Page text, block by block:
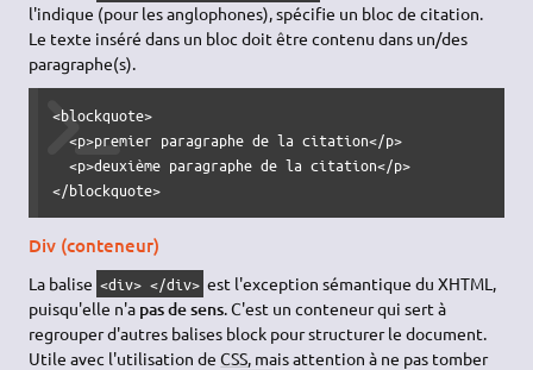
l'indique (pour les anglophones), spécifie un bloc de citation.
Le texte inséré dans un bloc doit être contenu dans un/des
paragraphe(s).
<blockquote>
  <p>premier paragraphe de la citation</p>
  <p>deuxième paragraphe de la citation</p>
</blockquote>
Div (conteneur)
La balise <div> </div> est l'exception sémantique du XHTML,
puisqu'elle n'a pas de sens. C'est un conteneur qui sert à
regrouper d'autres balises block pour structurer le document.
Utile avec l'utilisation deCSS, mais attention à ne pas tomber